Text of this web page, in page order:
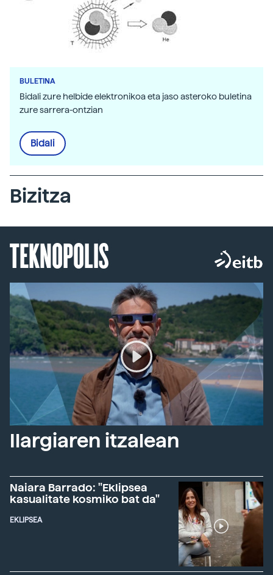
BULETINA
Bidali zure helbide elektronikoa eta jaso asteroko buletina
zure sarrera-ontzian
Bidali
Bizitza
TEKNOPOLIS
Ilargiaren itzalean
Naiara Barrado: "Eklipsea
kasualitate kosmiko bat da"
EKLIPSEA